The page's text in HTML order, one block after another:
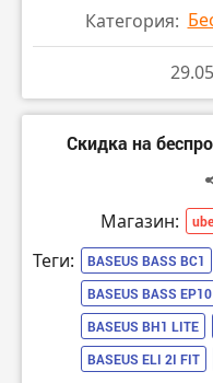
Категория:
Скидка на
Магазин:
Теги: BASEUS BASS BC1
BASEUS BASS EP10
BASEUS BH1 LITE
BASEUS ELI 2I FIT